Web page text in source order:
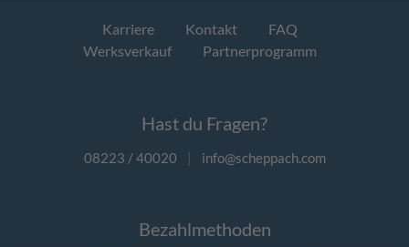
Karriere Kontakt
FAQ
Werksverkauf
Partnerprogramm
Hast du Fragen?
08223 / 40020 | info@scheppach.com
Bezahlmethoden